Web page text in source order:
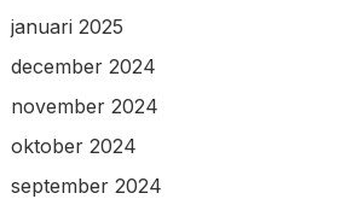
januari 2025
december 2024
november 2024
oktober 2024
september 2024